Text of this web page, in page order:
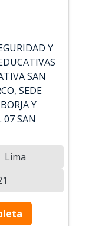
Y
SAN
SEDE
Y
07 SAN
Lima